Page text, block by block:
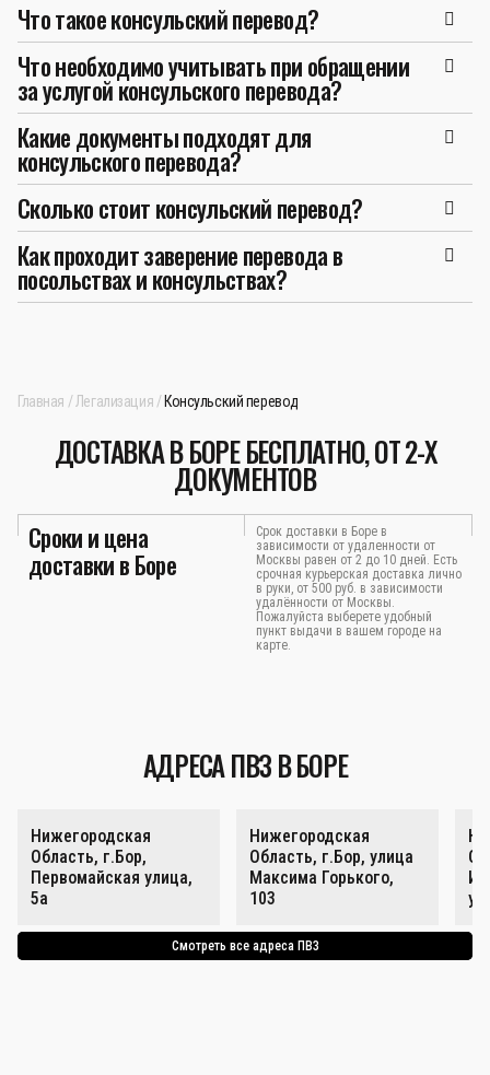
Что такое консульский перевод?
Что необходимо учитывать при обращении
за услугой консульского перевода?
Какие документы подходят для
консульского перевода?
Сколько стоит консульский перевод?
Как проходит заверение перевода в
посольствах и консульствах?
Главная Легализация Консульский перевод
ДОСТАВКА В БОРЕ БЕСПЛАТНО, ОТ 2-Х
ДОКУМЕНТОВ
Сроки и цена
доставки в Боре
Срок доставки в Боре в
зависимости от удаленности от
Москвы равен от 2 до 10 дней. Есть
срочная курьерская доставка лично
в руки, от 500 руб. в зависимости
удалённости от Москвы.
Пожалуйста выберете удобный
пункт выдачи в вашем городе на
карте.
АДРЕСА ПВЗ В БОРЕ
Нижегородская
Область, г.Бор,
Первомайская улица,
5а
Нижегородская
Область, г.Бор, улица
Максима Горького,
103
Смотреть все адреса ПВЗ